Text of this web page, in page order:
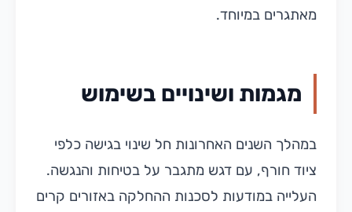
מאתגרים במיוחד.
מגמות ושינויים בשימוש
במהלך השנים האחרונות חל שינוי בגישה כלפי
ציוד חורף, עם דגש מתגבר על בטיחות והנגשה.
העלייה במודעות לסכנות ההחלקה באזורים קרים